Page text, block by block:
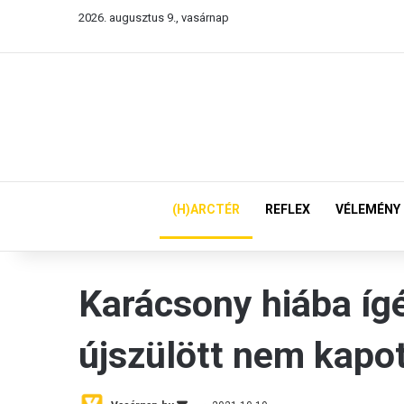
2026. augusztus 9., vasárnap
(H)ARCTÉR REFLEX VÉLEMÉNY
Karácsony hiába
újszülött nem